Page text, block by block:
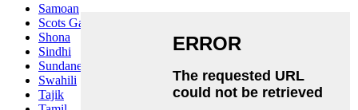
Samoan
Scots Gaelic
Shona
Sindhi
Sundanese
Swahili
Tajik